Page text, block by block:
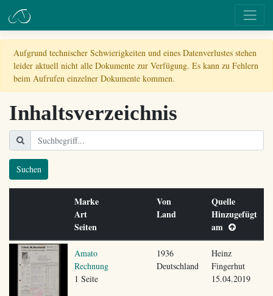
Aufgrund technischer Schwierigkeiten und eines Datenverlustes stehen
leider aktuell nicht alle Dokumente zur Verfügung. Es kann zu Fehlern
beim Aufrufen einzelner Dokumente kommen.
Inhaltsverzeichnis
Suchen
Marke
Art
Seiten
Von
Land
Quelle
Hinzugefügt
am
Amato
Rechnung
1 Seite
1936
Deutschland
Heinz
Fingerhut
15.04.2019